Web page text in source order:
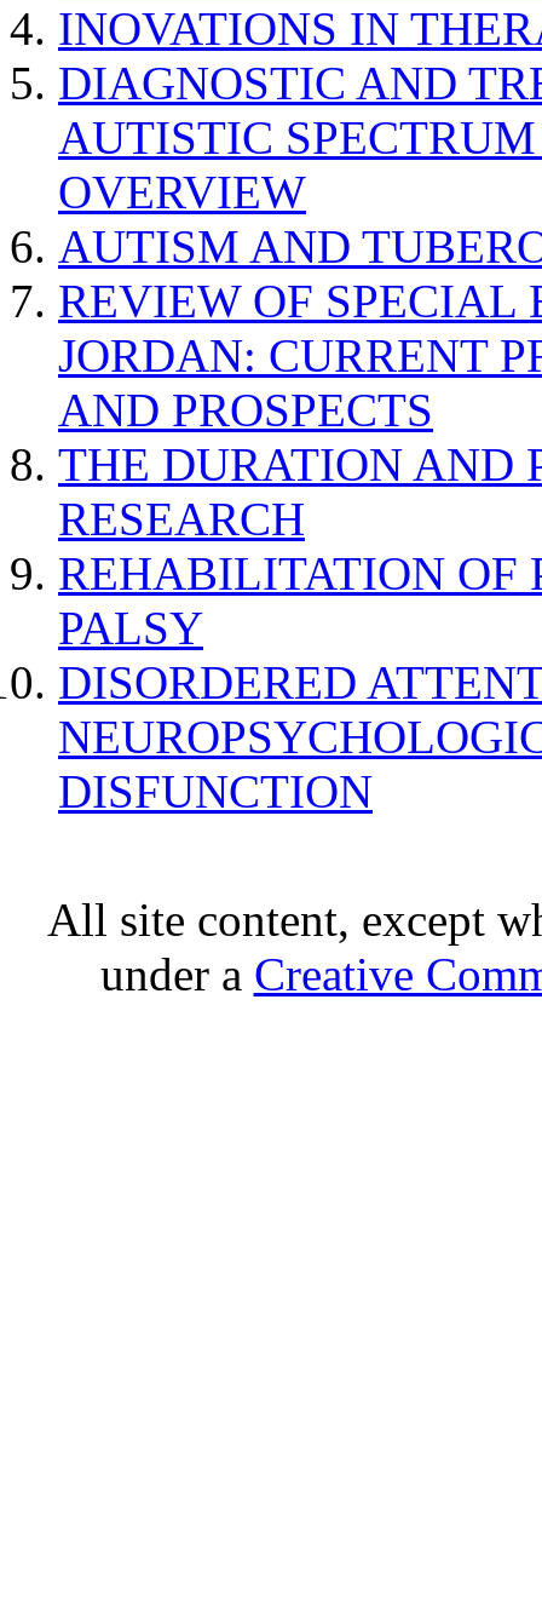
INOVATIONS IN
DIAGNOSTIC AND
AUTISTIC
OVERVIEW
AUTISM AND
REVIEW OF SPECIAL
JORDAN: CURRENT
AND PROSPECTS
THE DURATION AND
RESEARCH
REHABILITATION OF
PALSY
DISORDERED
DISFUNCTION
All site content, except
under a Creative